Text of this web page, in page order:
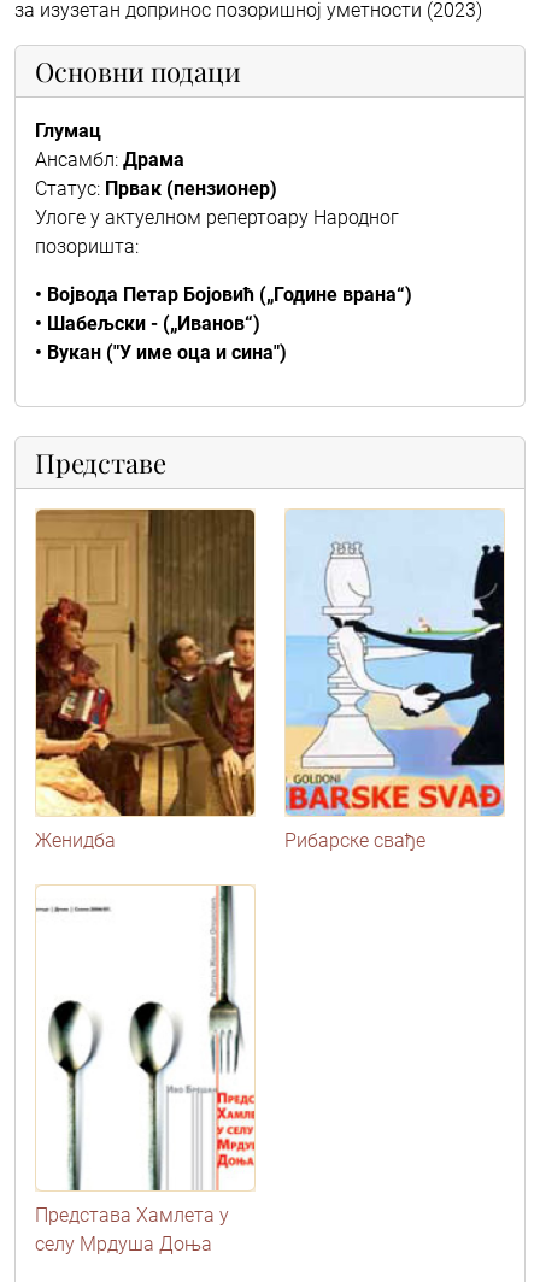
за изузетан допринос позоришној уметности (2023)
Основни подаци
Глумац
Ансамбл: Драма
Статус: Првак (пензионер)
Улоге у актуелном репертоару Народног
позоришта:
• Војвода Петар Бојовић („Године врана“)
• Шабељски - („Иванов“)
• Вукан ("У име оца и сина")
Представе
Женидба Рибарске свађе
Представа Хамлета у
селу Мрдуша Доња